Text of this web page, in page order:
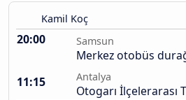
Kamil Koç
20:00 Samsun
Merkez otobüs
11:15
Antalya
Otogarı İlçelerarası